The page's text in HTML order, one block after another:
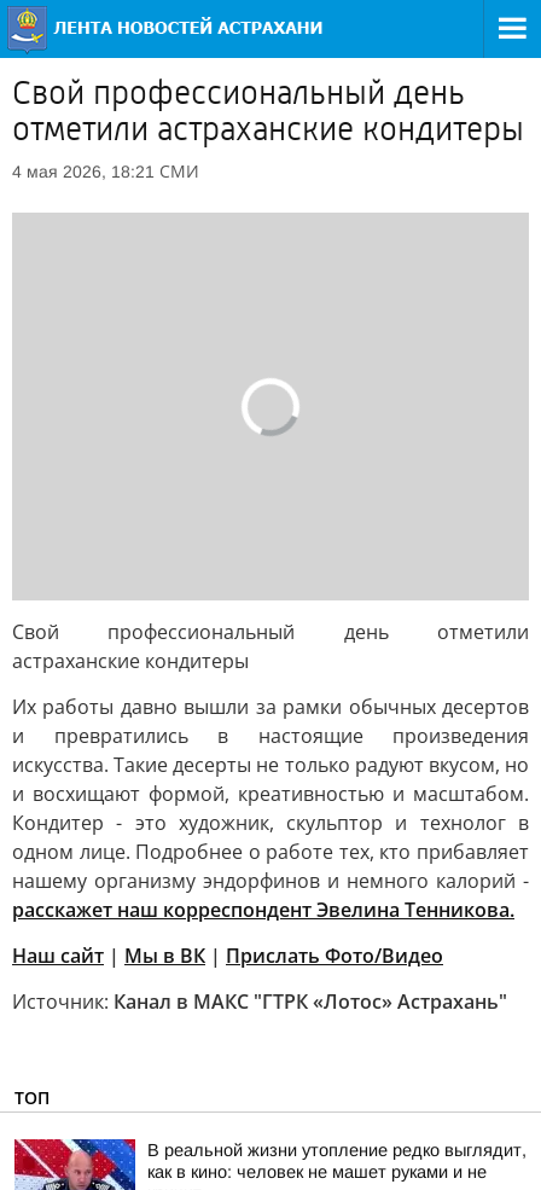
Свой профессиональный день
отметили астраханские кондитеры
4 мая 2026, 18:21 СМИ
Свой профессиональный день отметили
астраханские кондитеры
Их работы давно вышли за рамки обычных десертов
и превратились в настоящие произведения
искусства. Такие десерты не только радуют вкусом, но
и восхищают формой, креативностью и масштабом.
Кондитер - это художник, скульптор и технолог в
одном лице. Подробнее о работе тех, кто прибавляет
нашему организму эндорфинов и немного калорий -
расскажет наш корреспондент Эвелина Тенникова.
Наш сайт | Мы в ВК | Прислать Фото/Видео
Источник: Канал в МАКС "ГТРК «Лотос» Астрахань"
ТОП
В реальной жизни утопление редко выглядит,
как в кино: человек не машет руками и не